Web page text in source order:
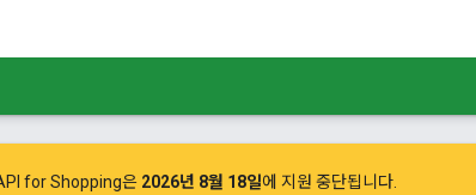
for Shopping은 2026년 8월 18일에 지원 중단됩니다.